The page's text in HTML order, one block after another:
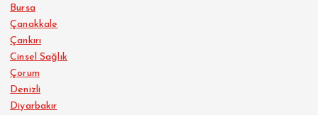
Bursa
Çanakkale
Çankırı
Cinsel Sağlık
Çorum
Denizli
Diyarbakır